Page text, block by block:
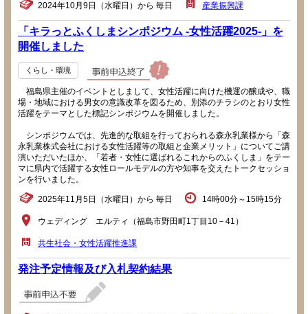
2024年10月9日（水曜日）から 毎日 産業振興課
「キラっとふくしまシンポジウム -女性活躍2025-」を
開催しました
くらし・環境
福島県主催のイベントとしまして、女性活躍に向けた機運の醸成や、職
場・地域における男女の意識改革を図るため、別添のチラシのとおり女性
活躍をテーマとした標記シンポジウムを開催しました。
シンポジウムでは、先進的な取組を行っておられる森永乳業様から「森
永乳業株式会社における女性活躍等の取組と企業メリット」についてご講
演いただいたほか、「若者・女性に選ばれるこれからのふくしま」をテー
マに県内で活躍する女性ロールモデルの方や知事を交えたトークセッショ
ンを行いました。
2025年11月5日（水曜日）から 毎日 14時00分～15時15分
ウェディング エルティ（福島市野田町1丁目10－41）
共生社会・女性活躍推進課
発注予定情報及び入札契約結果